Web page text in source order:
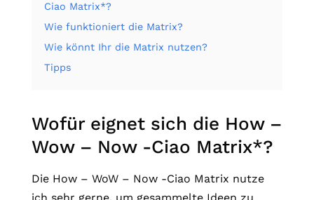
Ciao Matrix*?
Wie funktioniert die Matrix?
Wie könnt Ihr die Matrix nutzen?
Tipps
Wofür eignet sich die How –
Wow – Now -Ciao Matrix*?
Die How – WoW – Now -Ciao Matrix nutze